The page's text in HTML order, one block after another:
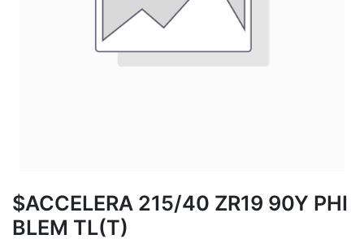
$ACCELERA 215/40 ZR19 90Y PHI
BLEM TL(T)